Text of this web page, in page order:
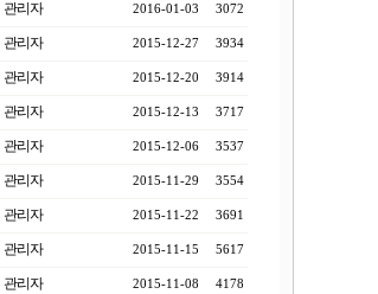
관리자 2016-01-03 3072
관리자 2015-12-27 3934
관리자 2015-12-20 3914
관리자 2015-12-13 3717
관리자 2015-12-06 3537
관리자 2015-11-29 3554
관리자 2015-11-22 3691
관리자 2015-11-15 5617
관리자 2015-11-08 4178